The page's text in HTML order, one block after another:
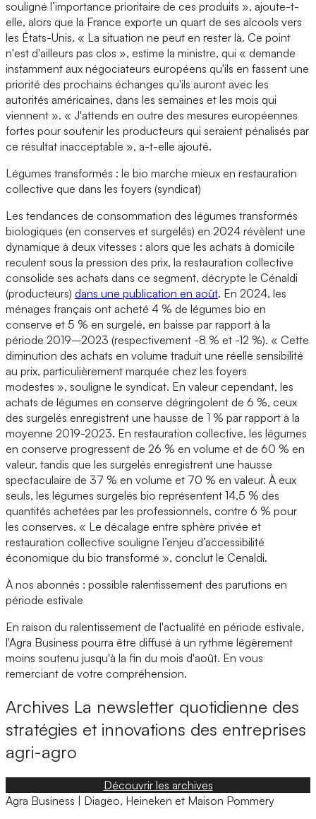
souligné l’importance prioritaire de ces produits », ajoute-t-
elle, alors que la France exporte un quart de ses alcools vers
les États-Unis. « La situation ne peut en rester là. Ce point
n'est d'ailleurs pas clos », estime la ministre, qui « demande
instamment aux négociateurs européens qu'ils en fassent une
priorité des prochains échanges qu'ils auront avec les
autorités américaines, dans les semaines et les mois qui
viennent ». « J'attends en outre des mesures européennes
fortes pour soutenir les producteurs qui seraient pénalisés par
ce résultat inacceptable », a-t-elle ajouté.
Légumes transformés : le bio marche mieux en restauration
collective que dans les foyers (syndicat)
Les tendances de consommation des légumes transformés
biologiques (en conserves et surgelés) en 2024 révèlent une
dynamique à deux vitesses : alors que les achats à domicile
reculent sous la pression des prix, la restauration collective
consolide ses achats dans ce segment, décrypte le Cénaldi
(producteurs) dans une publication en août. En 2024, les
ménages français ont acheté 4 % de légumes bio en
conserve et 5 % en surgelé, en baisse par rapport à la
période 2019–2023 (respectivement -8 % et -12 %). « Cette
diminution des achats en volume traduit une réelle sensibilité
au prix, particulièrement marquée chez les foyers
modestes », souligne le syndicat. En valeur cependant, les
achats de légumes en conserve dégringolent de 6 %, ceux
des surgelés enregistrent une hausse de 1 % par rapport à la
moyenne 2019-2023. En restauration collective, les légumes
en conserve progressent de 26 % en volume et de 60 % en
valeur, tandis que les surgelés enregistrent une hausse
spectaculaire de 37 % en volume et 70 % en valeur. À eux
seuls, les légumes surgelés bio représentent 14,5 % des
quantités achetées par les professionnels, contre 6 % pour
les conserves. « Le décalage entre sphère privée et
restauration collective souligne l’enjeu d’accessibilité
économique du bio transformé », conclut le Cenaldi.
À nos abonnés : possible ralentissement des parutions en
période estivale
En raison du ralentissement de l'actualité en période estivale,
l'Agra Business pourra être diffusé à un rythme légèrement
moins soutenu jusqu'à la fin du mois d'août. En vous
remerciant de votre compréhension.
Archives La newsletter quotidienne des
stratégies et innovations des entreprises
agri-agro
Découvrir les archives
Agra Business | Diageo, Heineken et Maison Pommery